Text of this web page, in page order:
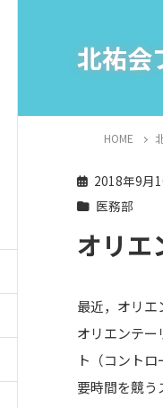
北祐会
HOME
2018年9月
医務部
オリエ
最近，オリエ
オリエンテー
ト（コント
要時間を競う